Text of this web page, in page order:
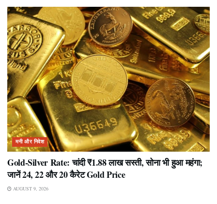
मनी और निवेश
Gold-Silver Rate: चांदी ₹1.88 लाख सस्ती, सोना भी हुआ महंगा;
जानें 24, 22 और 20 कैरेट Gold Price
AUGUST 9, 2026